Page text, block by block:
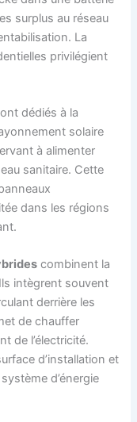
surplus au réseau
La
privilégient
dédiés à la
solaire
à alimenter
sanitaire. Cette
dans les régions
combinent la
intègrent souvent
derrière les
de chauffer
de l’électricité.
d’installation et
d’énergie